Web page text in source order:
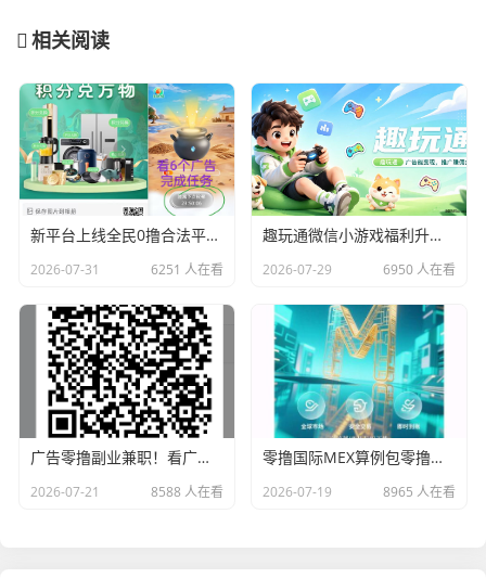
相关阅读
新平台上线全民0撸合法平台6个广告滑落模式
2026-07-31 6251 人在看
趣玩通微信小游戏福利升级！新人红包+每日红包人人有份，零门槛上手
2026-07-29 6950 人在看
广告零撸副业兼职！看广告赚钱真实体验，免费分享
2026-07-21 8588 人在看
零撸国际MEX算例包零撸卷轴无广告一/键领取
2026-07-19 8965 人在看